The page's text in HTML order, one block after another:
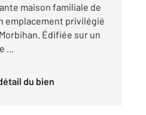
maison familiale de
emplacement privilégié
Édifiée sur un
du bien